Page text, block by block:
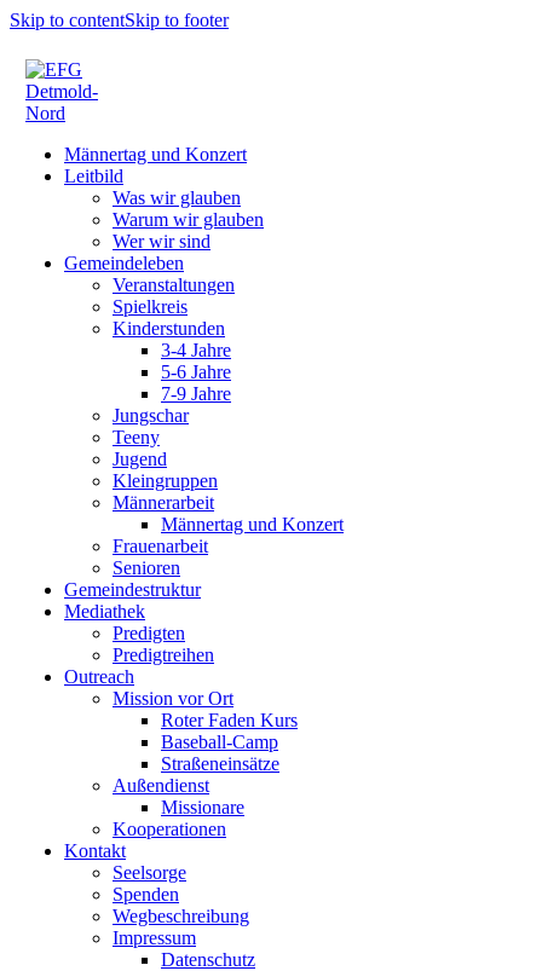
Skip to contentSkip to footer
Männertag und Konzert
Leitbild
Was wir glauben
Warum wir glauben
Wer wir sind
Gemeindeleben
Veranstaltungen
Spielkreis
Kinderstunden
3-4 Jahre
5-6 Jahre
7-9 Jahre
Jungschar
Teeny
Jugend
Kleingruppen
Männerarbeit
Männertag und Konzert
Frauenarbeit
Senioren
Gemeindestruktur
Mediathek
Predigten
Predigtreihen
Outreach
Mission vor Ort
Roter Faden Kurs
Baseball-Camp
Straßeneinsätze
Außendienst
Missionare
Kooperationen
Kontakt
Seelsorge
Spenden
Wegbeschreibung
Impressum
Datenschutz